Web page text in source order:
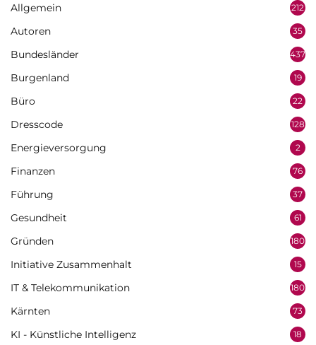
Allgemein 212
Autoren 35
Bundesländer 437
Burgenland 19
Büro 22
Dresscode 128
Energieversorgung 2
Finanzen 76
Führung 37
Gesundheit 61
Gründen 180
Initiative Zusammenhalt 15
IT & Telekommunikation 180
Kärnten 73
KI - Künstliche Intelligenz 18